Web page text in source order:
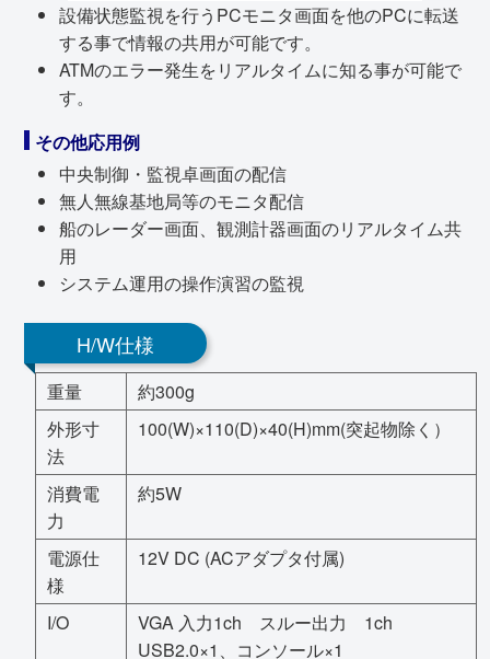
設備状態監視を行うPCモニタ画面を他のPCに転送
する事で情報の共用が可能です。
ATMのエラー発生をリアルタイムに知る事が可能で
す。
その他応用例
中央制御・監視卓画面の配信
無人無線基地局等のモニタ配信
船のレーダー画面、観測計器画面のリアルタイム共
用
システム運用の操作演習の監視
H/W仕様
重量
約300g
外形寸
法
100(W)×110(D)×40(H)mm(突起物除く）
消費電
力
約5W
電源仕
様
12V DC (ACアダプタ付属)
I/O
VGA 入力1ch スルー出力 1ch
USB2.0×1、コンソール×1